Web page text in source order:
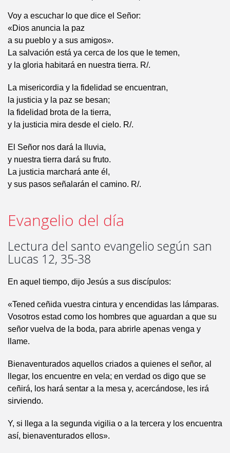
Voy a escuchar lo que dice el Señor:
«Dios anuncia la paz
a su pueblo y a sus amigos».
La salvación está ya cerca de los que le temen,
y la gloria habitará en nuestra tierra. R/.
La misericordia y la fidelidad se encuentran,
la justicia y la paz se besan;
la fidelidad brota de la tierra,
y la justicia mira desde el cielo. R/.
El Señor nos dará la lluvia,
y nuestra tierra dará su fruto.
La justicia marchará ante él,
y sus pasos señalarán el camino. R/.
Evangelio del día
Lectura del santo evangelio según san
Lucas 12, 35-38
En aquel tiempo, dijo Jesús a sus discípulos:
«Tened ceñida vuestra cintura y encendidas las lámparas.
Vosotros estad como los hombres que aguardan a que su
señor vuelva de la boda, para abrirle apenas venga y
llame.
Bienaventurados aquellos criados a quienes el señor, al
llegar, los encuentre en vela; en verdad os digo que se
ceñirá, los hará sentar a la mesa y, acercándose, les irá
sirviendo.
Y, si llega a la segunda vigilia o a la tercera y los encuentra
así, bienaventurados ellos».